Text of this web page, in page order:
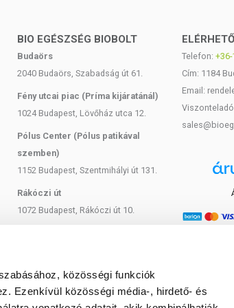
közösségi funkciók
Ezenkívül közösségi média-, hirdető- és
ADIPIC
WATER (AQUA),
(MASTIC) GUM,
BIO EGÉSZSÉG BIOBOLT
Budaörs
2040 Budaörs, Szabadság út 61.
Fény utcai piac (Príma kijáratánál)
1024 Budapest, Lövőház utca 12.
Pólus Center (Pólus patikával
szemben)
1152 Budapest, Szentmihályi út 131.
Rákóczi út
1072 Budapest, Rákóczi út 10.
Bartók Béla
Telefon:
Cím: 1184
Email: